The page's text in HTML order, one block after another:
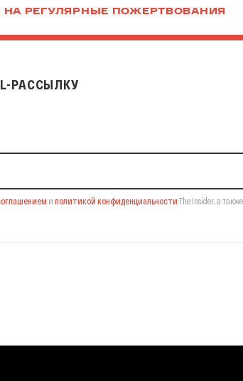
РЕГУЛЯРНЫЕ ПОЖЕРТВОВАНИЯ
РАССЫЛКУ
и политикой конфиденциальности The Insider, а